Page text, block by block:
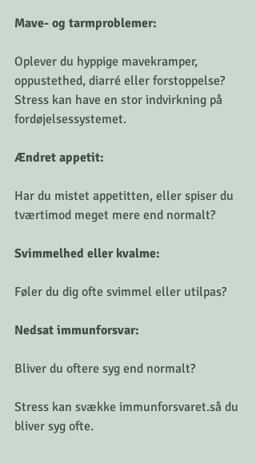
Mave- og tarmproblemer:
Oplever du hyppige mavekramper,
oppustethed, diarré eller forstoppelse?
Stress kan have en stor indvirkning på
fordøjelsessystemet.
Ændret appetit:
Har du mistet appetitten, eller spiser du
tværtimod meget mere end normalt?
Svimmelhed eller kvalme:
Føler du dig ofte svimmel eller utilpas?
Nedsat immunforsvar:
Bliver du oftere syg end normalt?
Stress kan svække immunforsvaret.så du
bliver syg ofte.